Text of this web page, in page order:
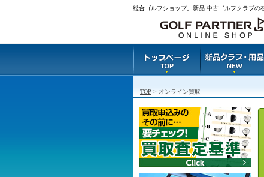
総合ゴルフショップ。新品 中古ゴルフクラブの
TOP > オンライン買取